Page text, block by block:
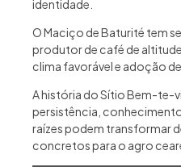
identidade.
O Maciço de Baturité tem
produtor de café de
clima favorável e adoção
A história do Sítio Bem-te-
persistência,
raízes podem transformar
concretos para o agro